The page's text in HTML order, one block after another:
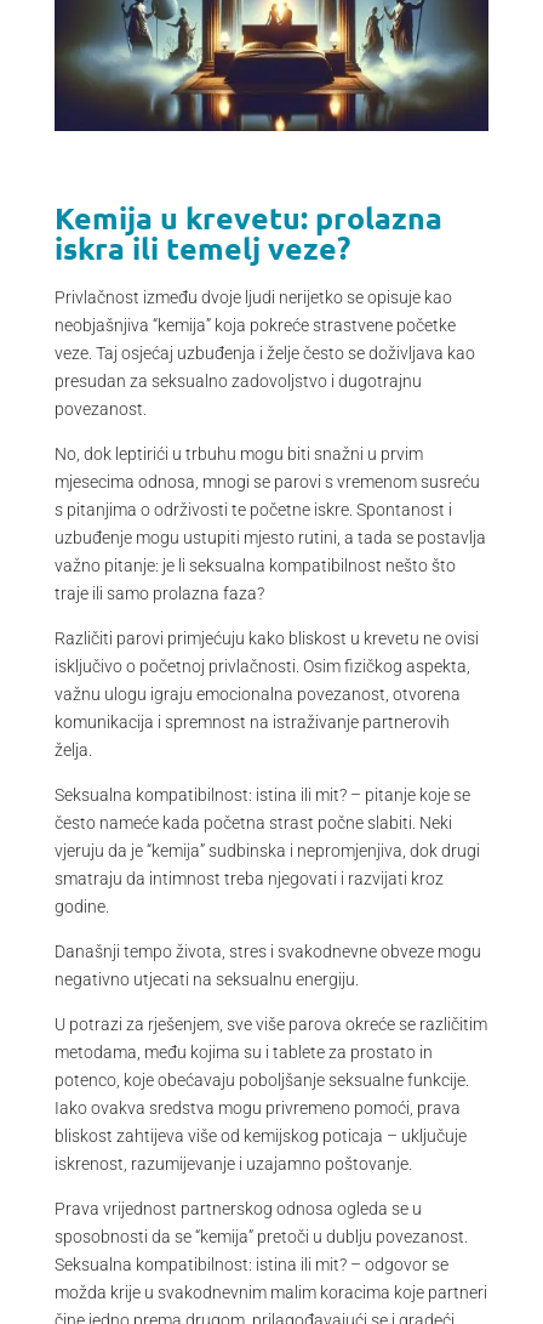
Kemija u krevetu: prolazna
iskra ili temelj veze?
Privlačnost između dvoje ljudi nerijetko se opisuje kao
neobjašnjiva “kemija” koja pokreće strastvene početke
veze. Taj osjećaj uzbuđenja i želje često se doživljava kao
presudan za seksualno zadovoljstvo i dugotrajnu
povezanost.
No, dok leptirići u trbuhu mogu biti snažni u prvim
mjesecima odnosa, mnogi se parovi s vremenom susreću
s pitanjima o održivosti te početne iskre. Spontanost i
uzbuđenje mogu ustupiti mjesto rutini, a tada se postavlja
važno pitanje: je li seksualna kompatibilnost nešto što
traje ili samo prolazna faza?
Različiti parovi primjećuju kako bliskost u krevetu ne ovisi
isključivo o početnoj privlačnosti. Osim fizičkog aspekta,
važnu ulogu igraju emocionalna povezanost, otvorena
komunikacija i spremnost na istraživanje partnerovih
želja.
Seksualna kompatibilnost: istina ili mit? – pitanje koje se
često nameće kada početna strast počne slabiti. Neki
vjeruju da je “kemija” sudbinska i nepromjenjiva, dok drugi
smatraju da intimnost treba njegovati i razvijati kroz
godine.
Današnji tempo života, stres i svakodnevne obveze mogu
negativno utjecati na seksualnu energiju.
U potrazi za rješenjem, sve više parova okreće se različitim
metodama, među kojima su i tablete za prostato in
potenco, koje obećavaju poboljšanje seksualne funkcije.
Iako ovakva sredstva mogu privremeno pomoći, prava
bliskost zahtijeva više od kemijskog poticaja – uključuje
iskrenost, razumijevanje i uzajamno poštovanje.
Prava vrijednost partnerskog odnosa ogleda se u
sposobnosti da se “kemija” pretoči u dublju povezanost.
Seksualna kompatibilnost: istina ili mit? – odgovor se
možda krije u svakodnevnim malim koracima koje partneri
čine jedno prema drugom, prilagođavajući se i gradeći